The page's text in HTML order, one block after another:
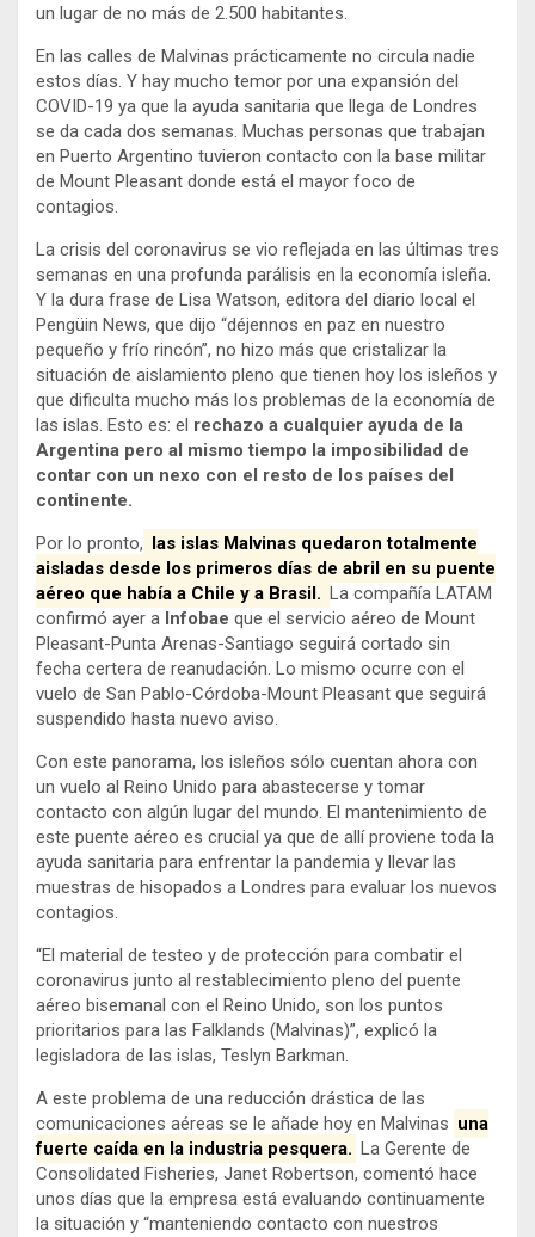
un lugar de no más de 2.500 habitantes.
En las calles de Malvinas prácticamente no circula nadie
estos días. Y hay mucho temor por una expansión del
COVID-19 ya que la ayuda sanitaria que llega de Londres
se da cada dos semanas. Muchas personas que trabajan
en Puerto Argentino tuvieron contacto con la base militar
de Mount Pleasant donde está el mayor foco de
contagios.
La crisis del coronavirus se vio reflejada en las últimas tres
semanas en una profunda parálisis en la economía isleña.
Y la dura frase de Lisa Watson, editora del diario local el
Pengüin News, que dijo “déjennos en paz en nuestro
pequeño y frío rincón”, no hizo más que cristalizar la
situación de aislamiento pleno que tienen hoy los isleños y
que dificulta mucho más los problemas de la economía de
las islas. Esto es: el rechazo a cualquier ayuda de la
Argentina pero al mismo tiempo la imposibilidad de
contar con un nexo con el resto de los países del
continente.
Por lo pronto, las islas Malvinas quedaron totalmente
aisladas desde los primeros días de abril en su puente
aéreo que había a Chile y a Brasil. La compañía LATAM
confirmó ayer a Infobae que el servicio aéreo de Mount
Pleasant-Punta Arenas-Santiago seguirá cortado sin
fecha certera de reanudación. Lo mismo ocurre con el
vuelo de San Pablo-Córdoba-Mount Pleasant que seguirá
suspendido hasta nuevo aviso.
Con este panorama, los isleños sólo cuentan ahora con
un vuelo al Reino Unido para abastecerse y tomar
contacto con algún lugar del mundo. El mantenimiento de
este puente aéreo es crucial ya que de allí proviene toda la
ayuda sanitaria para enfrentar la pandemia y llevar las
muestras de hisopados a Londres para evaluar los nuevos
contagios.
“El material de testeo y de protección para combatir el
coronavirus junto al restablecimiento pleno del puente
aéreo bisemanal con el Reino Unido, son los puntos
prioritarios para las Falklands (Malvinas)”, explicó la
legisladora de las islas, Teslyn Barkman.
A este problema de una reducción drástica de las
comunicaciones aéreas se le añade hoy en Malvinas una
fuerte caída en la industria pesquera. La Gerente de
Consolidated Fisheries, Janet Robertson, comentó hace
unos días que la empresa está evaluando continuamente
la situación y “manteniendo contacto con nuestros